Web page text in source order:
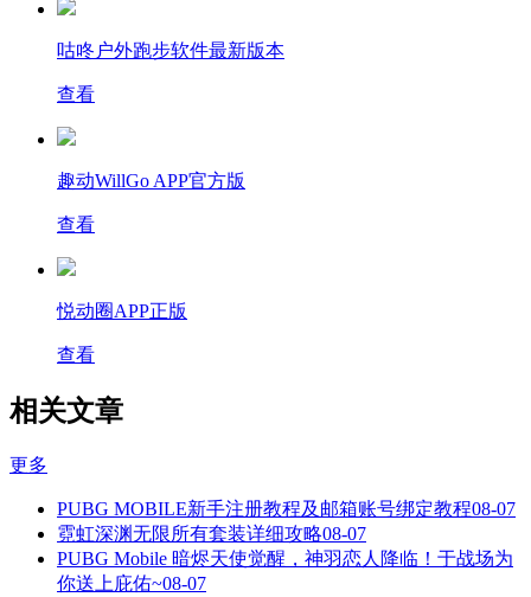
咕咚户外跑步软件最新版本
查看
趣动WillGo APP官方版
查看
悦动圈APP正版
查看
相关文章
更多
PUBG MOBILE新手注册教程及邮箱账号绑定教程08-07
霓虹深渊无限所有套装详细攻略08-07
PUBG Mobile 暗烬天使觉醒，神羽恋人降临！于战场为
你送上庇佑~08-07